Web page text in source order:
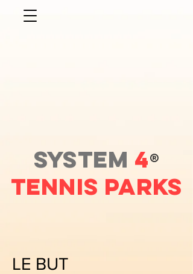
Tennis PARKS
SYSTEM 4®
LE BUT